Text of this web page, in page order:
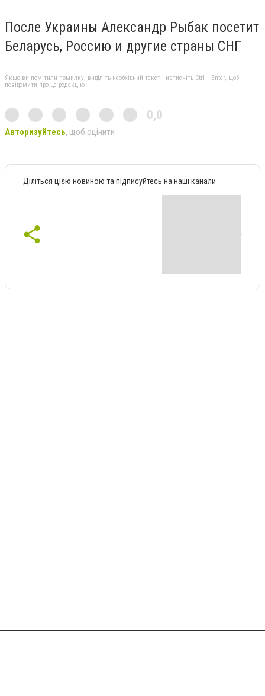
После Украины Александр Рыбак посетит
Беларусь, Россию и другие страны СНГ
Якщо ви помітили помилку, виділіть необхідний текст і натисніть Ctrl + Enter, щоб
повідомити про це редакцію
0,0
Авторизуйтесь, щоб оцінити
Діліться цією новиною та підписуйтесь на наші канали